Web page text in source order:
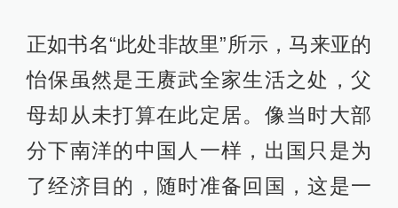
正如书名“此处非故里”所示，马来亚的
怡保虽然是王赓武全家生活之处，父
母却从未打算在此定居。像当时大部
分下南洋的中国人一样，出国只是为
了经济目的，随时准备回国，这是一